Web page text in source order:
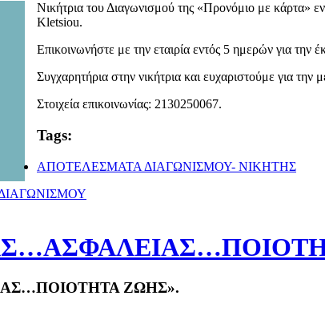
Νικήτρια του Διαγωνισμού της «Προνόμιο με κάρτα»
Kletsiou.
Επικοινωνήστε με την εταιρία εντός 5 ημερών για την
Συγχαρητήρια στην νικήτρια και ευχαριστούμε για την
Στοιχεία επικοινωνίας: 2130250067.
Tags:
ΑΠΟΤΕΛΕΣΜΑΤΑ ΔΙΑΓΩΝΙΣΜΟΥ- ΝΙΚΗΤΗΣ
ΖΩΗΣ».